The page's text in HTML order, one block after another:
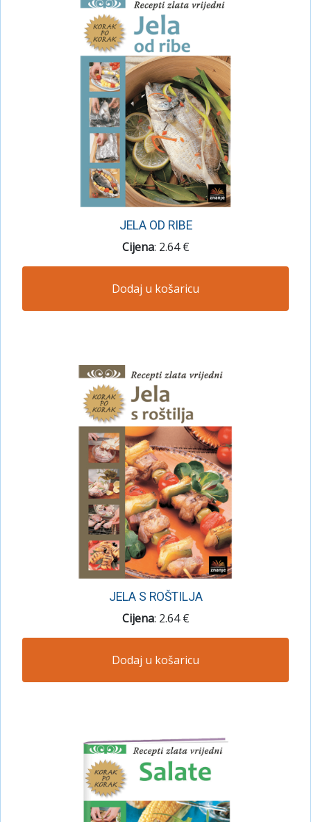
JELA OD RIBE
Cijena: 2.64 €
Dodaj u košaricu
JELA S ROŠTILJA
Cijena: 2.64 €
Dodaj u košaricu